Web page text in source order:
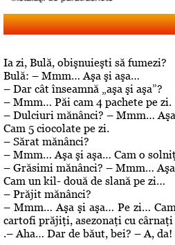
Ia zi, Bulă, obişnuieşti să fumezi?
Bulă: – Mmm… Aşa şi aşa…
– Dar cât înseamnă „aşa şi aşa”?
– Mmm… Păi cam 4 pachete pe zi.
– Dulciuri mănânci? – Mmm…
Cam 5 ciocolate pe zi.
– Sărat mănânci?
– Mmm… Aşa şi aşa… Cam o
– Grăsimi mănânci? – Mmm…
Cam un kil- două de slană pe zi…
– Prăjit mănânci?
– Mmm… Aşa şi aşa… Pe zi…
cartofi prăjiţi, asezonaţi cu cârnaţi
.– Aha… Dar de băut, bei? – A, da!